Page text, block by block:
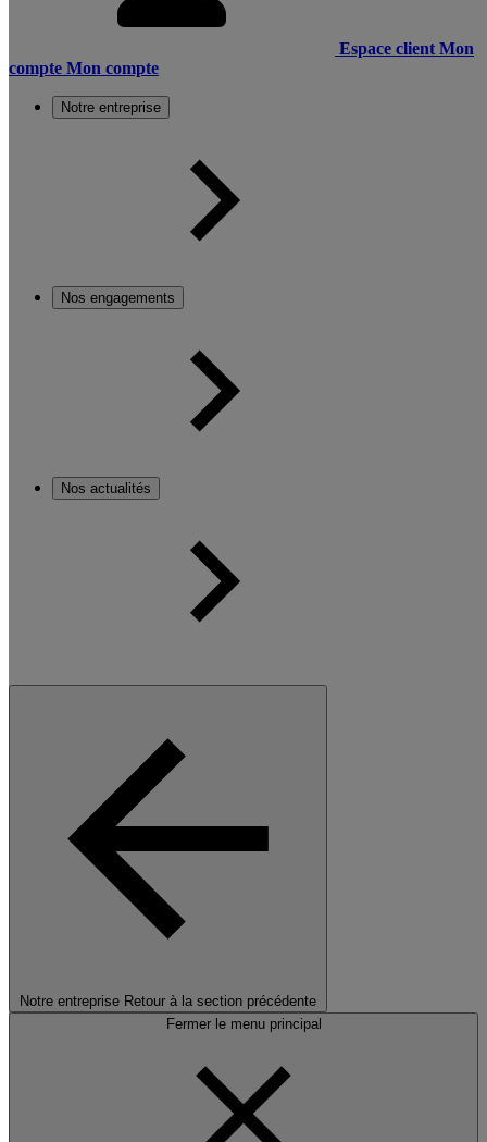
Espace client Mon
compte Mon compte
Notre entreprise
Nos engagements
Nos actualités
Notre entreprise Retour à la section précédente
Fermer le menu principal